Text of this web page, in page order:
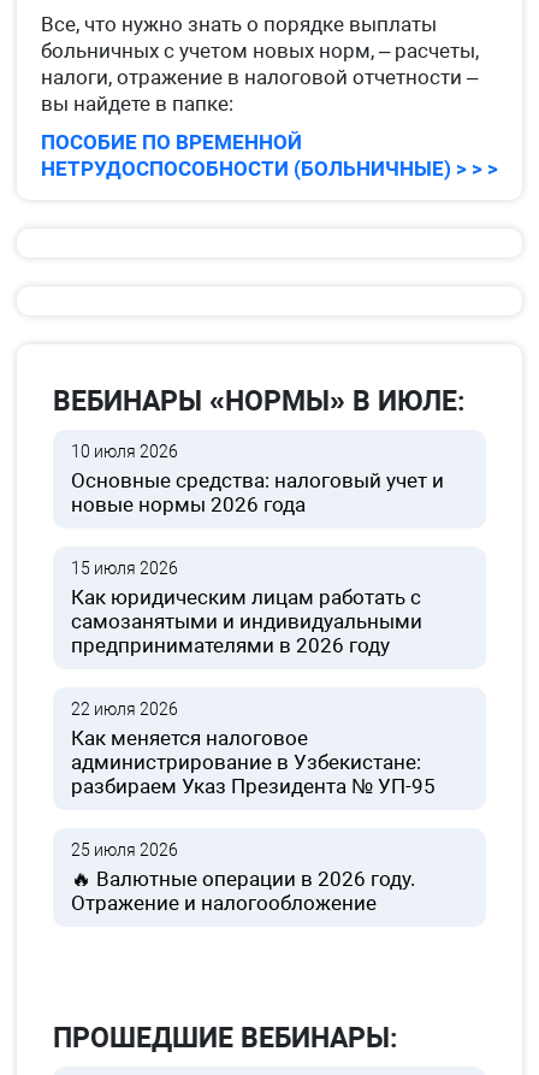
Все, что нужно знать о порядке выплаты
больничных с учетом новых норм, – расчеты,
налоги, отражение в налоговой отчетности –
вы найдете в папке:
ПОСОБИЕ ПО ВРЕМЕННОЙ
НЕТРУДОСПОСОБНОСТИ (БОЛЬНИЧНЫЕ) > > >
ВЕБИНАРЫ «НОРМЫ» В ИЮЛЕ:
10 июля 2026
Основные средства: налоговый учет и
новые нормы 2026 года
15 июля 2026
Как юридическим лицам работать с
самозанятыми и индивидуальными
предпринимателями в 2026 году
22 июля 2026
Как меняется налоговое
администрирование в Узбекистане:
разбираем Указ Президента № УП-95
25 июля 2026
🔥 Валютные операции в 2026 году.
Отражение и налогообложение
ПРОШЕДШИЕ ВЕБИНАРЫ: